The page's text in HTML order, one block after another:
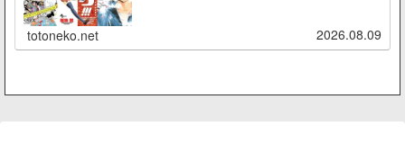
totoneko.net 2026.08.09